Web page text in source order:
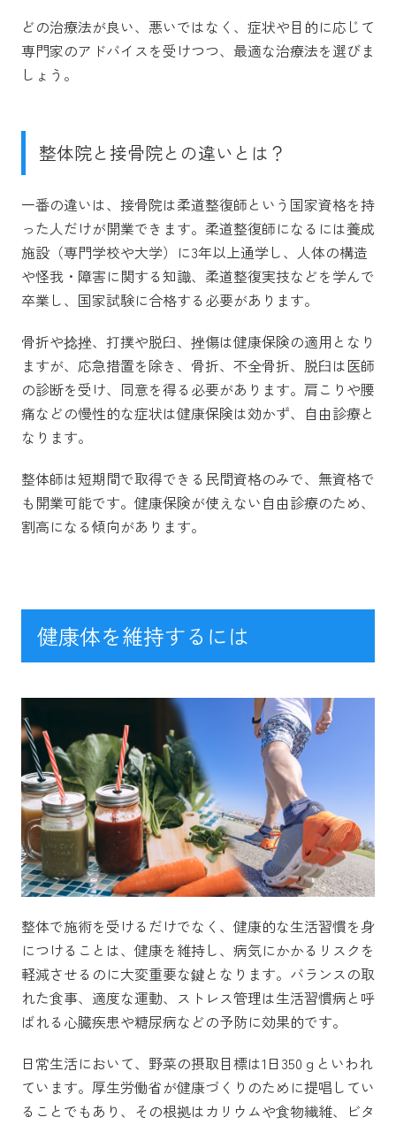
どの治療法が良い、悪いではなく、症状や目的に応じて
専門家のアドバイスを受けつつ、最適な治療法を選びま
しょう。
整体院と接骨院との違いとは？
一番の違いは、接骨院は柔道整復師という国家資格を持
った人だけが開業できます。柔道整復師になるには養成
施設（専門学校や大学）に3年以上通学し、人体の構造
や怪我・障害に関する知識、柔道整復実技などを学んで
卒業し、国家試験に合格する必要があります。
骨折や捻挫、打撲や脱臼、挫傷は健康保険の適用となり
ますが、応急措置を除き、骨折、不全骨折、脱臼は医師
の診断を受け、同意を得る必要があります。肩こりや腰
痛などの慢性的な症状は健康保険は効かず、自由診療と
なります。
整体師は短期間で取得できる民間資格のみで、無資格で
も開業可能です。健康保険が使えない自由診療のため、
割高になる傾向があります。
健康体を維持するには
整体で施術を受けるだけでなく、健康的な生活習慣を身
につけることは、健康を維持し、病気にかかるリスクを
軽減させるのに大変重要な鍵となります。バランスの取
れた食事、適度な運動、ストレス管理は生活習慣病と呼
ばれる心臓疾患や糖尿病などの予防に効果的です。
日常生活において、野菜の摂取目標は1日350ｇといわれ
ています。厚生労働省が健康づくりのために提唱してい
ることでもあり、その根拠はカリウムや食物繊維、ビタ